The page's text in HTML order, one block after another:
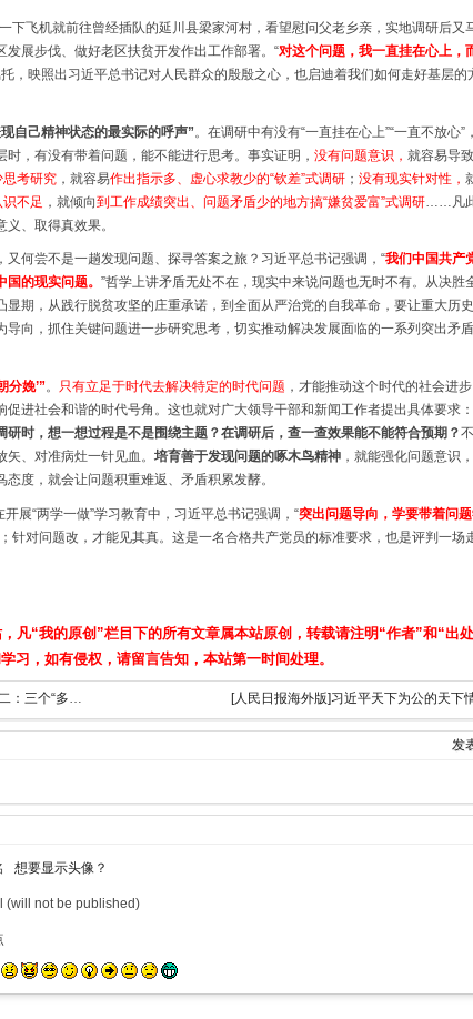
下飞机就前往曾经插队的延川县梁家河村，看望慰问父老乡亲，实地调研后又
展步伐、做好老区扶贫开发作出工作部署。“对这个问题，我一直挂在心上，
，映照出习近平总书记对人民群众的殷殷之心，也启迪着我们如何走好基层的
自己精神状态的最实际的呼声” 。在调研中有没有“一直挂在心上”“一直不放心”
时，有没有带着问题，能不能进行思考。事实证明， 没有问题意识， 就容易导致
思考研究 ，就容易作出指示多、虚心求教少的“钦差”式调研 ； 没有现实针对性，
不足 ，就倾向到工作成绩突出、问题矛盾少的地方搞“嫌贫爱富”式调研 ……凡
、取得真效果。
何尝不是一趟发现问题、探寻答案之旅？习近平总书记强调，“我们中国共产
的现实问题。 ”哲学上讲矛盾无处不在，现实中来说问题也无时不有。从决胜
期，从践行脱贫攻坚的庄重承诺，到全面从严治党的自我革命，要让重大历
向，抓住关键问题进一步研究思考，切实推动解决发展面临的一系列突出矛
分娩’”。 只有立足于时代去解决特定的时代问题 ，才能推动这个时代的社会进步
促进社会和谐的时代号角。这也就对广大领导干部和新闻工作者提出具体要求：
时，想一想过程是不是围绕主题？在调研后，查一查效果能不能符合预期？
、对准病灶一针见血。 培育善于发现问题的啄木鸟精神 ，就能强化问题意识
度，就会让问题积重难返、矛盾积累发酵。
开展“两学一做”学习教育中，习近平总书记强调，“突出问题导向，学要带着问题
针对问题改，才能见其真。这是一名合格共产党员的标准要求，也是评判一场
凡“我的原创”栏目下的所有文章属本站原创，转载请注明“作者”和“出处
习，如有侵权，请留言告知，本站第一时间处理。
[人民网评论]“跟着总书记学新春走基层”之二：三个“多给”凝聚的民心 [人民日报海外版]习近平天下为公的天下
发
想要显示头像？
(will not be published)